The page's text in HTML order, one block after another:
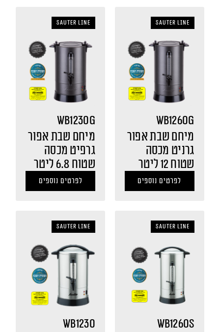
sauter LINE
WB1260G
מיחם שבת אפור
גרניט מכסה
שטוח 12 ליטר
לפרטים נוספים
sauter LINE
WB1230G
מיחם שבת אפור
גרפיט מכסה
שטוח 6.8 ליטר
לפרטים נוספים
sauter LINE
WB1260S
sauter LINE
WB1230